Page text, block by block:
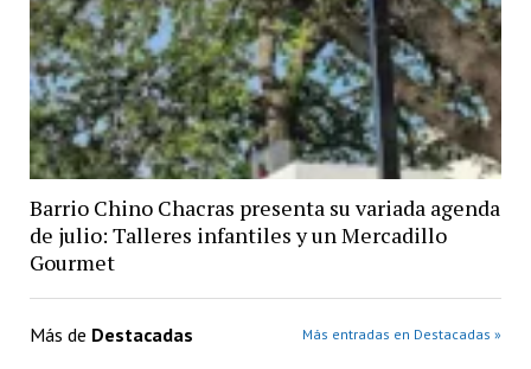
Barrio Chino Chacras presenta su variada agenda
de julio: Talleres infantiles y un Mercadillo
Gourmet
Más de Destacadas Más entradas en Destacadas »